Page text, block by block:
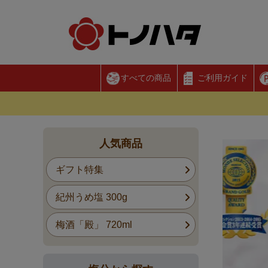
すべての商品 ご利用ガイド
人気商品
ギフト特集
紀州うめ塩 300g
梅酒「殿」 720ml